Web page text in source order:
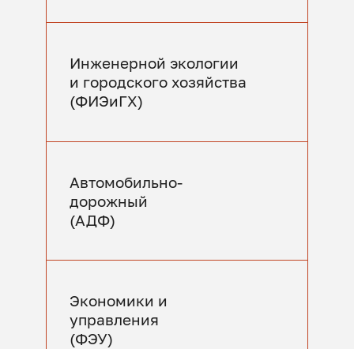
Инженерной экологии
и городского хозяйства
(ФИЭиГХ)
Автомобильно-
дорожный
(АДФ)
Экономики и
управления
(ФЭУ)